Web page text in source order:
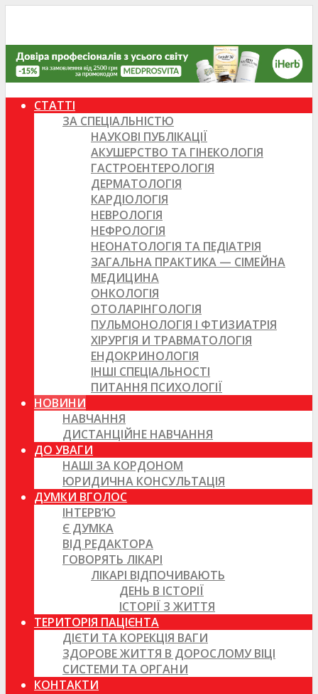
СТАТТІ
ЗА СПЕЦІАЛЬНІСТЮ
НАУКОВІ ПУБЛІКАЦІЇ
АКУШЕРСТВО ТА ГІНЕКОЛОГІЯ
ГАСТРОЕНТЕРОЛОГІЯ
ДЕРМАТОЛОГІЯ
КАРДІОЛОГІЯ
НЕВРОЛОГІЯ
НЕФРОЛОГІЯ
НЕОНАТОЛОГІЯ ТА ПЕДІАТРІЯ
ЗАГАЛЬНА ПРАКТИКА — СІМЕЙНА
МЕДИЦИНА
ОНКОЛОГІЯ
ОТОЛАРІНГОЛОГІЯ
ПУЛЬМОНОЛОГІЯ І ФТИЗИАТРІЯ
ХІРУРГІЯ И ТРАВМАТОЛОГІЯ
ЕНДОКРИНОЛОГІЯ
ІНШІ СПЕЦІАЛЬНОСТІ
ПИТАННЯ ПСИХОЛОГІЇ
НОВИНИ
НАВЧАННЯ
ДИСТАНЦІЙНЕ НАВЧАННЯ
ДО УВАГИ
НАШІ ЗА КОРДОНОМ
ЮРИДИЧНА КОНСУЛЬТАЦІЯ
ДУМКИ ВГОЛОС
ІНТЕРВ’Ю
Є ДУМКА
ВІД РЕДАКТОРА
ГОВОРЯТЬ ЛІКАРІ
ЛІКАРІ ВІДПОЧИВАЮТЬ
ДЕНЬ В ІСТОРІЇ
ІСТОРІЇ З ЖИТТЯ
ТЕРИТОРІЯ ПАЦІЄНТА
ДІЄТИ ТА КОРЕКЦІЯ ВАГИ
ЗДОРОВЕ ЖИТТЯ В ДОРОСЛОМУ ВІЦІ
СИСТЕМИ ТА ОРГАНИ
КОНТАКТИ